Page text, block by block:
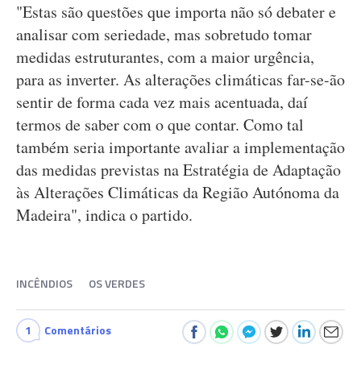
"Estas são questões que importa não só debater e
analisar com seriedade, mas sobretudo tomar
medidas estruturantes, com a maior urgência,
para as inverter. As alterações climáticas far-se-ão
sentir de forma cada vez mais acentuada, daí
termos de saber com o que contar. Como tal
também seria importante avaliar a implementação
das medidas previstas na Estratégia de Adaptação
às Alterações Climáticas da Região Autónoma da
Madeira", indica o partido.
INCÊNDIOS OS VERDES
1 Comentários